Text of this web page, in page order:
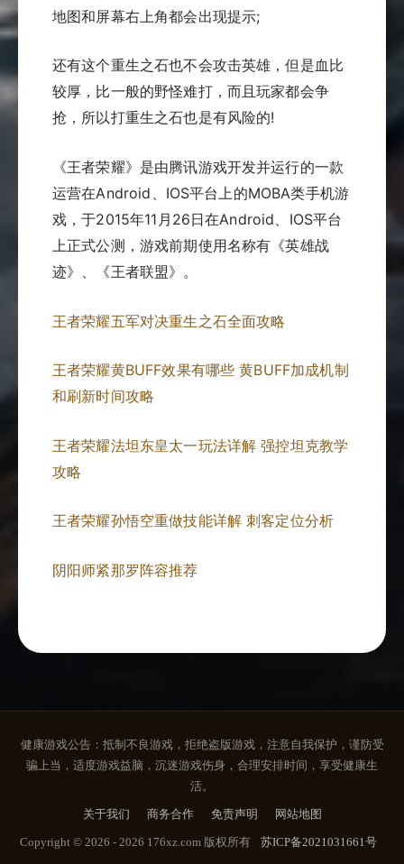
地图和屏幕右上角都会出现提示;
还有这个重生之石也不会攻击英雄，但是血比
较厚，比一般的野怪难打，而且玩家都会争
抢，所以打重生之石也是有风险的!
《王者荣耀》是由腾讯游戏开发并运行的一款
运营在Android、IOS平台上的MOBA类手机游
戏，于2015年11月26日在Android、IOS平台
上正式公测，游戏前期使用名称有《英雄战
迹》、《王者联盟》。
王者荣耀五军对决重生之石全面攻略
王者荣耀黄BUFF效果有哪些 黄BUFF加成机制
和刷新时间攻略
王者荣耀法坦东皇太一玩法详解 强控坦克教学
攻略
王者荣耀孙悟空重做技能详解 刺客定位分析
阴阳师紧那罗阵容推荐
健康游戏公告：抵制不良游戏，拒绝盗版游戏，注意自我保护，谨防受
骗上当，适度游戏益脑，沉迷游戏伤身，合理安排时间，享受健康生
活。
关于我们 商务合作 免责声明 网站地图
Copyright © 2026 - 2026 176xz.com 版权所有 苏ICP备2021031661号